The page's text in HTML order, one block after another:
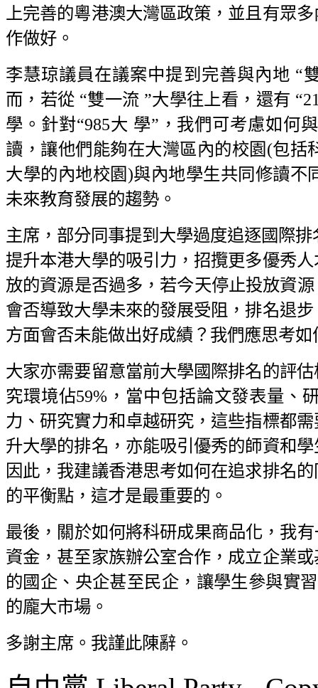
上完善的粵港澳大灣區政策，並且有眾
作做好。
李慧琼議員在議案中提到完善與內地 “
而，若從 “雙一流 ”大學往上看，還有
學。針對“985大 學”，我們可考慮如何
讀，讓他們能夠在大灣區內的校園(包
大學的內地校園)與內地學生共同修讀
未來教育發展的趨勢。
主席，部分同事提到大學過度追逐國際
提升本港大學的吸引力，招攬更多優秀
放的資源是否過多，若今天停止投放資
會否導致大學未來的發展受阻，排名退
方面會否未能做出好成績？我們應思考
大家亦需要留意當前大學國際排名的評
究環境佔59%，當中包括論文發表量、
力、研究實力和卓越研究，這些指標都
升大學的排名，亦能吸引優秀的師資和
因此，我建議香港思考如何在追求排名
的平衡點，這才是最重要的。
最後，關於如何將科研成果商品化，我
資金，甚至家族辦公室合作，成立企業
的國企、央企甚至民企，讓學生參與實
的龐大市場。
多謝主席。我謹此陳辭。